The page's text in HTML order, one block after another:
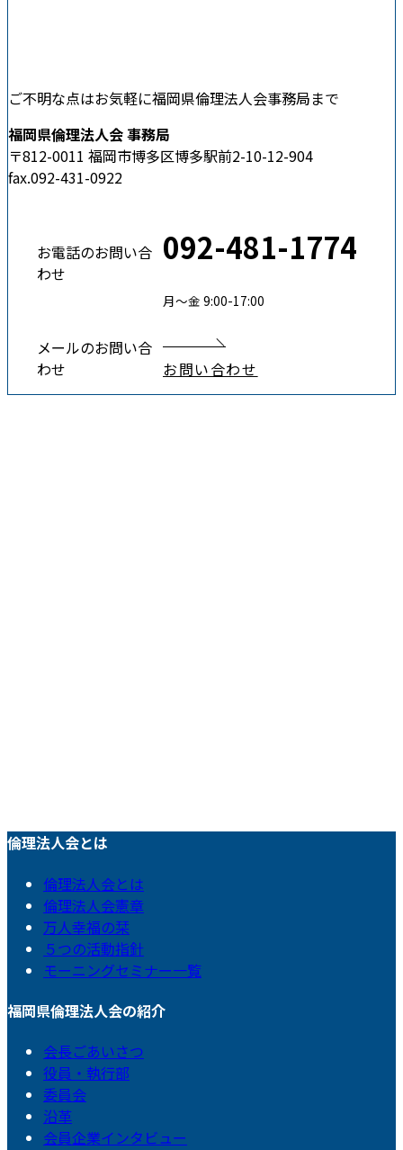
ご不明な点はお気軽に福岡県倫理法人会事務局まで
福岡県倫理法人会 事務局
〒812-0011 福岡市博多区博多駅前2-10-12-904
fax.092-431-0922
お電話のお問い合
わせ
092-481-1774
月〜金 9:00-17:00
メールのお問い合
わせ
お問い合わせ
倫理法人会とは
倫理法人会とは
倫理法人会憲章
万人幸福の栞
５つの活動指針
モーニングセミナー一覧
福岡県倫理法人会の紹介
会長ごあいさつ
役員・執行部
委員会
沿革
会員企業インタビュー